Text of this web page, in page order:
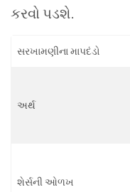
કરવો પડશે.
સરખામણીના માપદંડો
અર્થ
શેર્સની ઓળખ